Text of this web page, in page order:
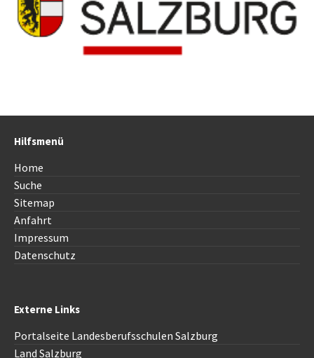
Hilfsmenü
Home
Suche
Sitemap
Anfahrt
Impressum
Datenschutz
Externe Links
Portalseite Landesberufsschulen Salzburg
Land Salzburg